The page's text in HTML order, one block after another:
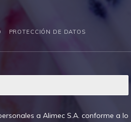
PROTECCIÓN DE DATOS
a Alimec S.A. conforme a lo